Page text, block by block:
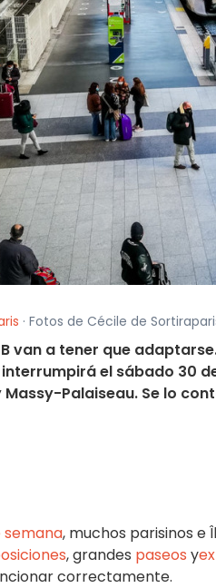
· Fotos de Cécile de
B van a tener que
interrumpirá el sábado 30
Palaiseau. Se lo
semana, muchos parisinos
, grandes paseos y
correctamente.